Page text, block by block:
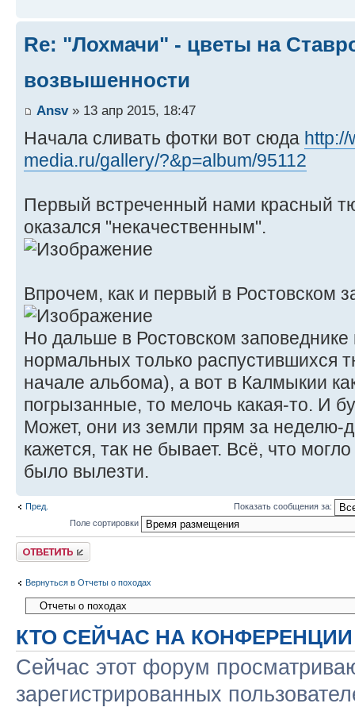
Re: "Лохмачи" - цветы на
возвышенности
Ansv» 13 апр 2015, 18:47
Начала сливать фотки вот сюда http://
media.ru/gallery/?&p=album/95112
Первый встреченный нами красный
оказался "некачественным".
Впрочем, как и первый в Ростовском
Но дальше в Ростовском
нормальных только распустившихся
начале альбома), а вот в Калмыкии
погрызанные, то мелочь какая-то. И
Может, они из земли прям за неделю-
кажется, так не бывает. Всё, что
было вылезти.
Пред.
Показать сообщения за:
Поле сортировки
Ответить
Вернуться в Отчеты о походах
КТО СЕЙЧАС НА КОНФЕРЕНЦИИ
Сейчас этот форум
зарегистрированных